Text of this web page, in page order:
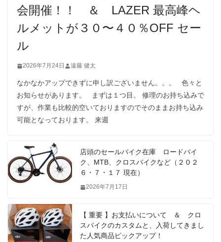
会開催！！ ＆ LAZER 最高峰ヘ
ルメットが３０〜４０％OFF セー
ル
2026年7月24日 遠藤 健太
なかなかアップできずに申し訳ございません。。。 色々と
お知らせがあります。 まずは１つ目。 修理のお持ち込みで
すが、作業も比較的空いておりますのでそのままお持ち込み
可能となっております。 来週
店頭のセールバイク在庫 ロードバイ
ク、MTB、クロスバイクなど（２０２
６・７・１７ 現在）
2026年7月17日
【 重要 】お支払いについて ＆ クロ
スバイクのカスタムと、入荷してきまし
た人気商品ピックアップ！